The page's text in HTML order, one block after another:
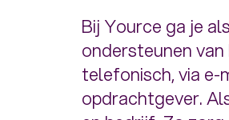
Bij Yource ga je
ondersteunen
telefonisch, via e-
opdrachtgever.